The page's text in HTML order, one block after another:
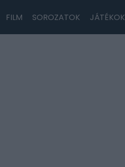
FILM SOROZATOK JÁTÉKOK